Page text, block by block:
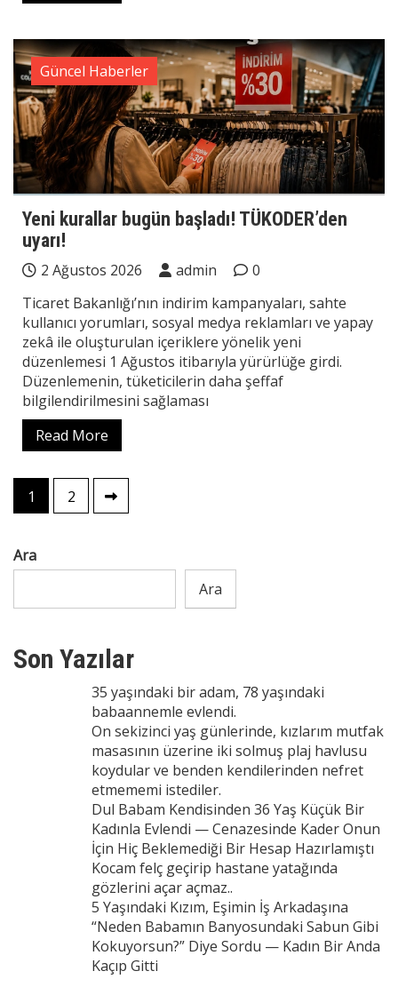
Güncel Haberler
Yeni kurallar bugün başladı! TÜKODER’den
uyarı!
2 Ağustos 2026 admin
0
Ticaret Bakanlığı’nın indirim kampanyaları, sahte
kullanıcı yorumları, sosyal medya reklamları ve yapay
zekâ ile oluşturulan içeriklere yönelik yeni
düzenlemesi 1 Ağustos itibarıyla yürürlüğe girdi.
Düzenlemenin, tüketicilerin daha şeffaf
bilgilendirilmesini sağlaması
Read More
Yazı
sayfalaması
1 2
Ara
Ara
Son Yazılar
35 yaşındaki bir adam, 78 yaşındaki
babaannemle evlendi.
On sekizinci yaş günlerinde, kızlarım mutfak
masasının üzerine iki solmuş plaj havlusu
koydular ve benden kendilerinden nefret
etmememi istediler.
Dul Babam Kendisinden 36 Yaş Küçük Bir
Kadınla Evlendi — Cenazesinde Kader Onun
İçin Hiç Beklemediği Bir Hesap Hazırlamıştı
Kocam felç geçirip hastane yatağında
gözlerini açar açmaz..
5 Yaşındaki Kızım, Eşimin İş Arkadaşına
“Neden Babamın Banyosundaki Sabun Gibi
Kokuyorsun?” Diye Sordu — Kadın Bir Anda
Kaçıp Gitti